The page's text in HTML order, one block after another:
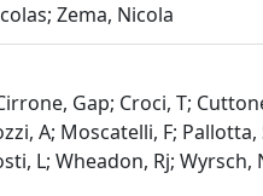
Zema, Nicola
Gap; Croci, T;
A; Moscatelli, F; Pallotta,
L; Wheadon, Rj; Wyrsch,